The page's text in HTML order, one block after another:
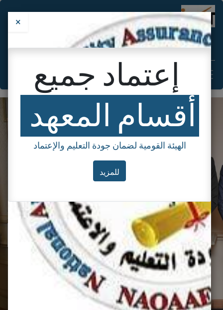
معهد هندسة وتكنولوجيا الطيران
تسجيل الدخول تواصل معنا
×
إعتماد جميع
أقسام المعهد
الهيئة القومية لضمان جودة التعليم والإعتماد
للمزيد
y